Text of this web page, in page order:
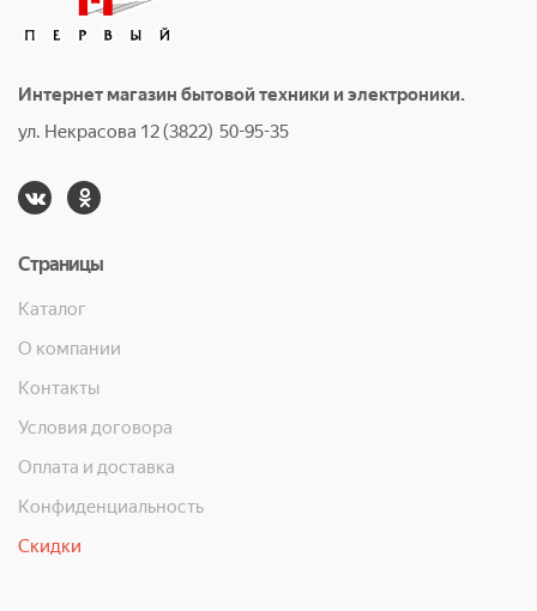
Интернет магазин бытовой техники и электроники.
ул. Некрасова 12 (3822) 50-95-35
Страницы
Каталог
О компании
Контакты
Условия договора
Оплата и доставка
Конфиденциальность
Скидки